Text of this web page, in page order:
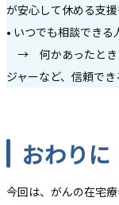
が安心して休める支援
• いつでも相談できる
→ 何かあったとき
ジャーなど、信頼で
おわりに
今回は、がんの在宅